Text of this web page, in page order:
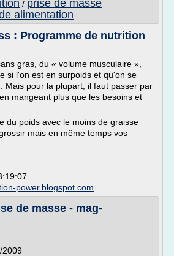
/ prise de masse
alimentation
: Programme de nutrition
gras, du « volume musculaire »,
si l'on est en surpoids et qu'on se
Mais pour la plupart, il faut passer par
mangeant plus que les besoins et
du poids avec le moins de graisse
mais en même temps vos
power.blogspot.com
de masse - mag-
2009